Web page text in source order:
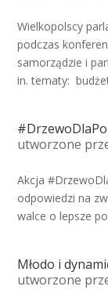
Wielkopolscy
podczas
samorządzie i
in. tematy:
utworzone
Akcja
odpowiedzi na
walce o lepsze
Młodo i
utworzone